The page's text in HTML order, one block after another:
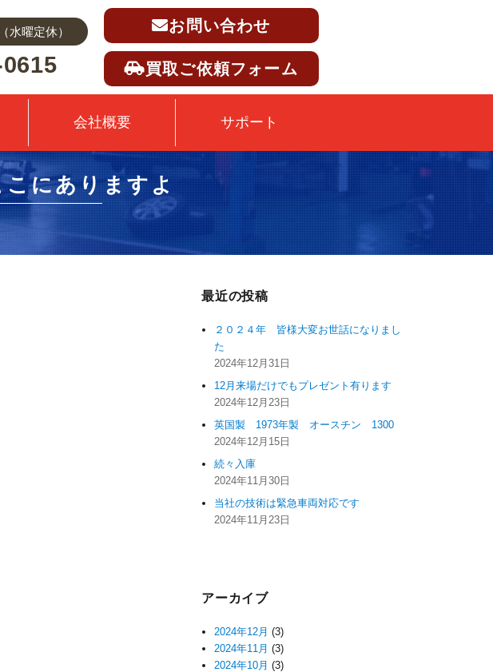
水曜定休） お問い合わせ
買取ご依頼フォーム
会社概要 サポート
にありますよ
最近の投稿
２０２４年 皆様大変お世話になりまし
た
2024年12月31日
12月来場だけでもプレゼント有ります
2024年12月23日
英国製 1973年製 オースチン 1300
2024年12月15日
続々入庫
2024年11月30日
当社の技術は緊急車両対応です
2024年11月23日
アーカイブ
2024年12月 (3)
2024年11月 (3)
2024年10月 (3)